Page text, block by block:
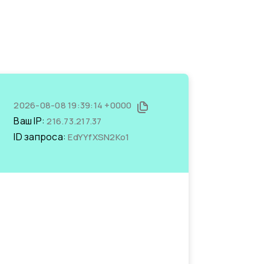
2026-08-08 19:39:14 +0000
Ваш IP:216.73.217.37
ID запроса:EdYYfXSN2Ko1